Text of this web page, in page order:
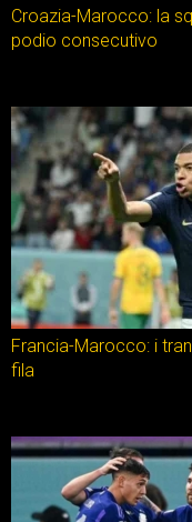
Croazia-Marocco: la
podio consecutivo
Francia-Marocco: i
fila